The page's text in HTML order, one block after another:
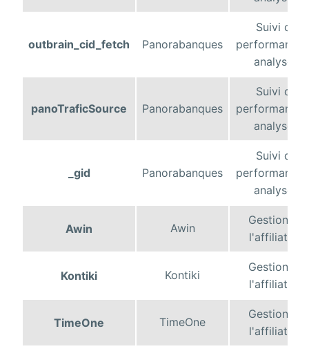
outbrain_cid_fetch Panorabanques
Suivi de
performance
analyses
panoTraficSource Panorabanques
Suivi de
performance
analyses
_gid Panorabanques
Suivi de
performance
analyses
Awin Awin
Gestion de
l'affiliation
Kontiki Kontiki
Gestion de
l'affiliation
TimeOne TimeOne
Gestion de
l'affiliation